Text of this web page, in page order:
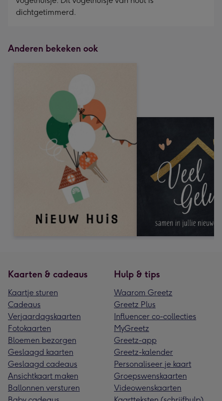
dichtgetimmerd.
Anderen bekeken ook
Kaarten & cadeaus
Kaartje sturen
Cadeaus
Verjaardagskaarten
Fotokaarten
Bloemen bezorgen
Geslaagd kaarten
Geslaagd cadeaus
Ansichtkaart maken
Ballonnen versturen
Hulp & tips
Waarom Greetz
Greetz Plus
Influencer co-collecties
MyGreetz
Greetz-app
Greetz-kalender
Personaliseer je kaart
Groepswenskaarten
Videowenskaarten